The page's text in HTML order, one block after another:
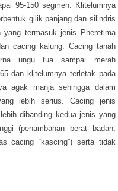
95-150 segmen. Klitelumnya
gilik panjang dan silindris
yang termasuk jenis Pheretima
cacing kalung. Cacing tanah
ungu tua sampai merah
dan klitelumnya terletak pada
agak manja sehingga dalam
lebih serius. Cacing jenis
dibanding kedua jenis yang
(penambahan berat badan,
cacing “kascing”) serta tidak